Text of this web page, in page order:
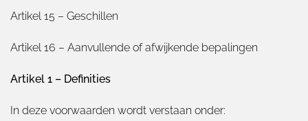
Artikel 15 – Geschillen
Artikel 16 – Aanvullende of afwijkende bepalingen
Artikel 1 – Definities
In deze voorwaarden wordt verstaan onder: